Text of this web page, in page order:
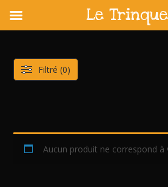
content
Aucun produit ne correspond à
Filtré (0)
Le